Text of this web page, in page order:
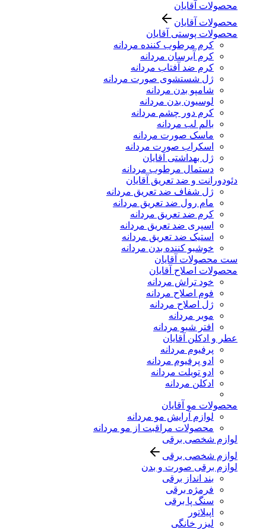
محصولات آقایان
محصولات آقایان
محصولات پوستی آقایان
کرم مرطوب کننده مردانه
کرم آبرسان مردانه
کرم ضد آفتاب مردانه
ژل شستشوی صورت مردانه
شامپو بدن مردانه
لوسیون بدن مردانه
کرم دور چشم مردانه
بالم لب مردانه
ماسک صورت مردانه
اسکراب صورت مردانه
ژل بهداشتی آقایان
دستمال مرطوب مردانه
دئودورانت و ضد تعریق آقایان
ژل شفاف ضد تعریق مردانه
مام رول ضد تعریق مردانه
کرم ضد تعریق مردانه
اسپری ضد تعریق مردانه
استیک ضد تعریق مردانه
خوشبو کننده بدن مردانه
ست محصولات آقایان
محصولات اصلاح آقایان
خود تراش مردانه
فوم اصلاح مردانه
ژل اصلاح مردانه
موبر مردانه
افتر شیو مردانه
عطر و ادکلن آقایان
پرفیوم مردانه
ادو پرفیوم مردانه
ادو تویلت مردانه
ادکلن مردانه
محصولات مو آقایان
لوازم آرایش مو مردانه
محصولات مراقبت از مو مردانه
لوازم شخصی برقی
لوازم شخصی برقی
لوازم برقی صورت و بدن
بند انداز برقی
فرمژه برقی
سنگ پا برقی
اپیلاتور
لیزر خانگی